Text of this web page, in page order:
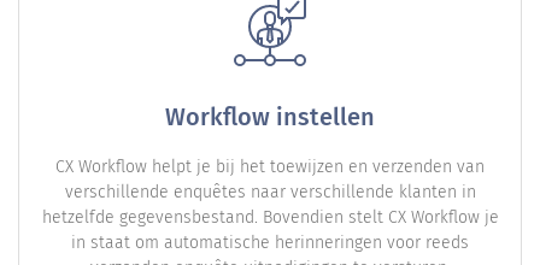
Workflow instellen
CX Workflow helpt je bij het toewijzen en verzenden van
verschillende enquêtes naar verschillende klanten in
hetzelfde gegevensbestand. Bovendien stelt CX Workflow je
in staat om automatische herinneringen voor reeds